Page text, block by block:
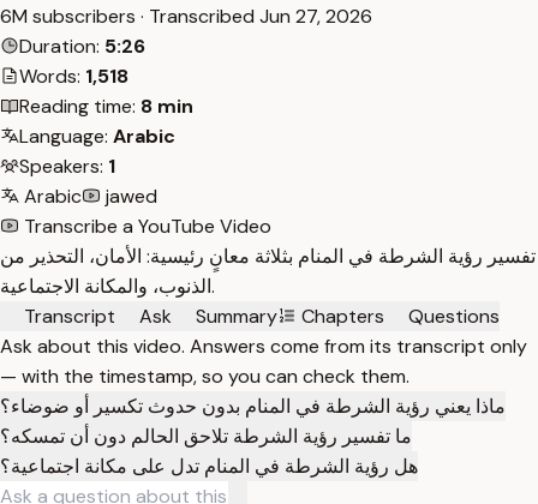
6M subscribers · Transcribed Jun 27, 2026
Duration: 5:26
Words: 1,518
Reading time: 8 min
Language: Arabic
Speakers: 1
Arabic
jawed
Transcribe a YouTube Video
تفسير رؤية الشرطة في المنام بثلاثة معانٍ رئيسية: الأمان، التحذير من
الذنوب، والمكانة الاجتماعية.
Transcript
Ask Summary Chapters
Questions
Ask about this video. Answers come from its transcript only
— with the timestamp, so you can check them.
ماذا يعني رؤية الشرطة في المنام بدون حدوث تكسير أو ضوضاء؟
ما تفسير رؤية الشرطة تلاحق الحالم دون أن تمسكه؟
هل رؤية الشرطة في المنام تدل على مكانة اجتماعية؟